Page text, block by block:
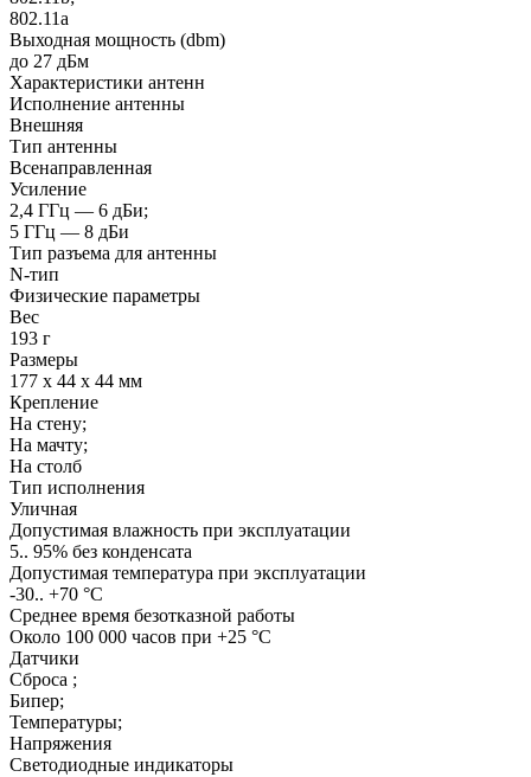
802.11a
Выходная мощность (dbm)
до 27 дБм
Характеристики антенн
Исполнение антенны
Внешняя
Тип антенны
Всенаправленная
Усиление
2,4 ГГц — 6 дБи;
5 ГГц — 8 дБи
Тип разъема для антенны
N-тип
Физические параметры
Вес
193 г
Размеры
177 x 44 x 44 мм
Крепление
На стену;
На мачту;
На столб
Тип исполнения
Уличная
Допустимая влажность при эксплуатации
5.. 95% без конденсата
Допустимая температура при эксплуатации
-30.. +70 °C
Среднее время безотказной работы
Около 100 000 часов при +25 °C
Датчики
Сброса ;
Бипер;
Температуры;
Напряжения
Светодиодные индикаторы